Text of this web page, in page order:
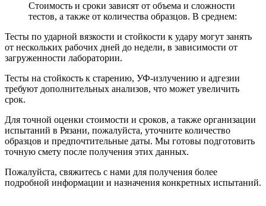
Стоимость и сроки зависят от объема и сложности
тестов, а также от количества образцов. В среднем:
Тесты по ударной вязкости и стойкости к удару могут занять
от нескольких рабочих дней до недели, в зависимости от
загруженности лаборатории.
Тесты на стойкость к старению, УФ-излучению и адгезии
требуют дополнительных анализов, что может увеличить
срок.
Для точной оценки стоимости и сроков, а также организации
испытаний в Рязани, пожалуйста, уточните количество
образцов и предпочтительные даты. Мы готовы подготовить
точную смету после получения этих данных.
Пожалуйста, свяжитесь с нами для получения более
подробной информации и назначения конкретных испытаний.